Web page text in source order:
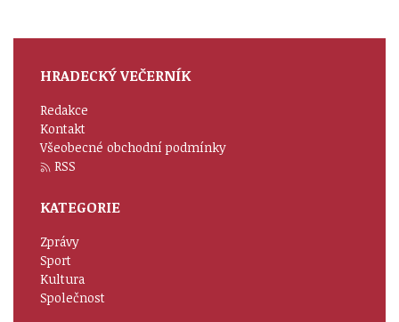
HRADECKÝ VEČERNÍK
Redakce
Kontakt
Všeobecné obchodní podmínky
RSS
KATEGORIE
Zprávy
Sport
Kultura
Společnost